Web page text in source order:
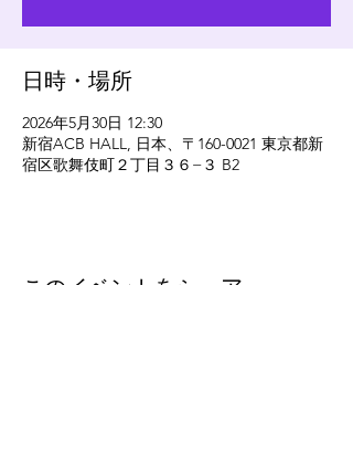
日時・場所
2026年5月30日 12:30
新宿ACB HALL, 日本、〒160-0021 東京都新
宿区歌舞伎町２丁目３６−３ B2
このイベントをシェア